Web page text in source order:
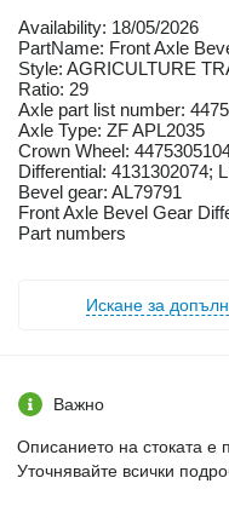
Availability: 18/05/2026
PartName: Front Axle
Style: AGRICULTURE
Ratio: 29
Axle part list number:
Axle Type: ZF APL2035
Crown Wheel:
Differential: 4131302074;
Bevel gear: AL79791
Front Axle Bevel Gear
Part numbers
Искане за
Важно
Описанието на стоката е
Уточнявайте всички